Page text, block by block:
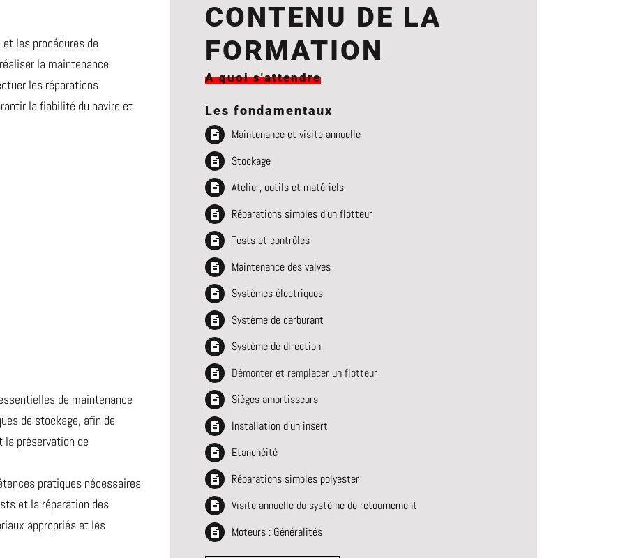
les procédures de
la maintenance
les réparations
la fiabilité du navire et
de maintenance
de stockage, afin de
préservation de
pratiques nécessaires
et la réparation des
appropriés et les
CONTENU DE LA
FORMATION
A quoi s'attendre
Les fondamentaux
Maintenance et visite annuelle
Stockage
Atelier, outils et matériels
Réparations simples d’un flotteur
Tests et contrôles
Maintenance des valves
Systèmes électriques
Système de carburant
Système de direction
Démonter et remplacer un flotteur
Sièges amortisseurs
Installation d’un insert
Etanchéité
Réparations simples polyester
Visite annuelle du système de retournement
Moteurs : Généralités